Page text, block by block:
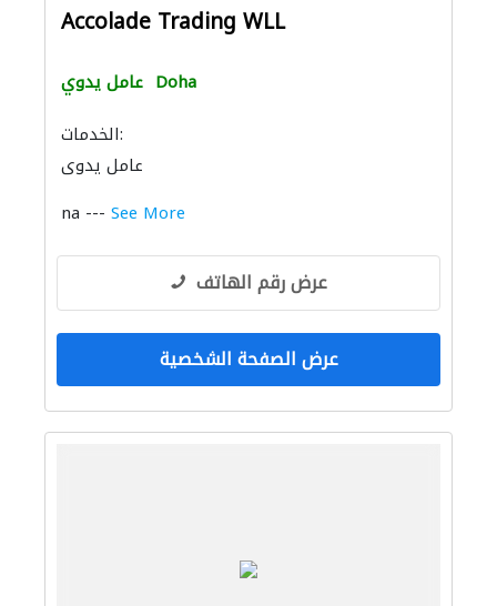
Accolade Trading WLL
عامل يدوي Doha
الخدمات:
عامل يدوي
na --- See More
عرض رقم الهاتف
عرض الصفحة الشخصية